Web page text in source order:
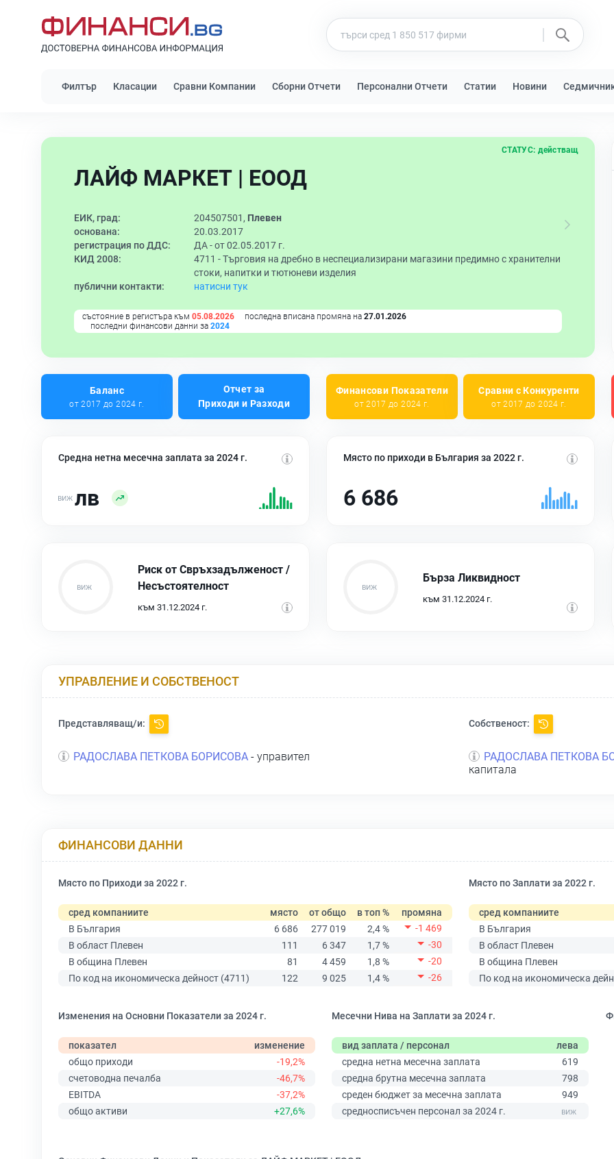
Филтър Класации Сравни Компании Сборни Отчети Персонални Отчети Статии Новини
ЛАЙФ МАРКЕТ | ЕООД
СТАТУС: действащ
ЕИК, град: 204507501, Плевен
основана:
20.03.2017
регистрация по ДДС:
ДА - от 02.05.2017 г.
КИД 2008:
4711 -Търговия на дребно в неспециализирани магазини предимно с хранителни
стоки, напитки и тютюневи изделия
публични контакти:
натисни тук
състояние в регистъра към 05.08.2026 последна вписана промяна на 27.01.2026
последни финансови данни за 2024
Баланс
от 2017 до 2024 г.
Отчет за
Приходи и Разходи
Финансови Показатели
от 2017 до 2024 г.
Сравни с Конкуренти
от 2017 до 2024 г.
Средна нетна месечна заплата за 2024 г.
лв
Място по приходи в България за 2022 г.
6 686
Риск от Свръхзадълженост /
Несъстоятелност
към 31.12.2024 г.
Бърза Ликвидност
към 31.12.2024 г.
УПРАВЛЕНИЕ И СОБСТВЕНОСТ
Представляващ/и:
РАДОСЛАВА ПЕТКОВА БОРИСОВА - управител
Собственост:
РАДОСЛАВА ПЕТКОВА
капитала
ФИНАНСОВИ ДАННИ
Място по Приходи за 2022 г.
сред компаниите място от общо в топ %
промяна
В България
6 686 277 019 2,4 %
-1 469
В област Плевен
111 6 347 1,7 %
-30
В община Плевен
81 4 459 1,8 %
-20
По код на икономическа дейност (4711)
122 9 025 1,4 % -26
Място по Заплати за 2022 г.
сред компаниите
В България
В област Плевен
В община Плевен
По код на икономическа
Изменения на Основни Показатели за 2024 г.
показател
изменение
общо приходи
-19,2%
счетоводна печалба
-46,7%
EBITDA
-37,2%
общо активи
+27,6%
Месечни Нива на Заплати за 2024 г.
вид заплата / персонал
лева
средна нетна месечна заплата
619
средна брутна месечна заплата
798
среден бюджет за месечна заплата
949
средносписъчен персонал за 2024 г.